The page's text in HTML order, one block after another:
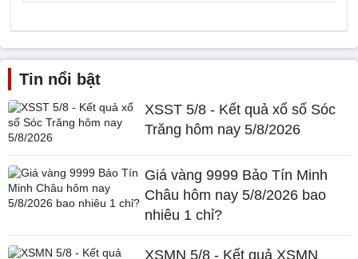
Tin nổi bật
XSST 5/8 - Kết quả xổ số Sóc
Trăng hôm nay 5/8/2026
Giá vàng 9999 Bảo Tín Minh
Châu hôm nay 5/8/2026 bao
nhiêu 1 chỉ?
XSMN 5/8 - Kết quả XSMN